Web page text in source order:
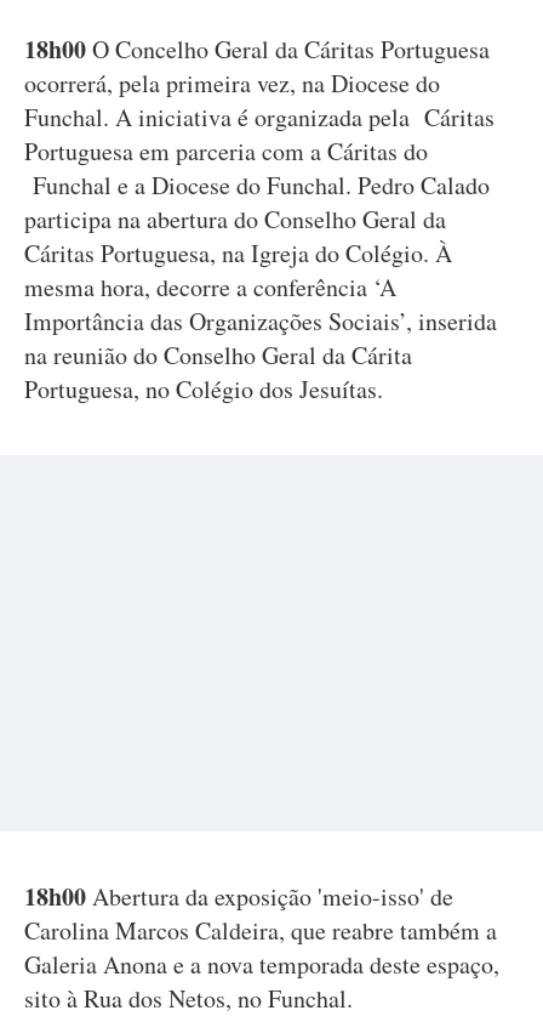
18h00O Concelho Geral da Cáritas Portuguesa
ocorrerá, pela primeira vez, na Diocese do
Funchal. A iniciativa é organizada pela Cáritas
Portuguesa em parceria com a Cáritas do
Funchal e a Diocese do Funchal. Pedro Calado
participa na abertura do Conselho Geral da
Cáritas Portuguesa, na Igreja do Colégio. À
mesma hora, decorre a conferência ‘A
Importância das Organizações Sociais’, inserida
na reunião do Conselho Geral da Cárita
Portuguesa, no Colégio dos Jesuítas.
18h00Abertura da exposição 'meio-isso' de
Carolina Marcos Caldeira, que reabre também a
Galeria Anona e a nova temporada deste espaço,
sito à Rua dos Netos, no Funchal.